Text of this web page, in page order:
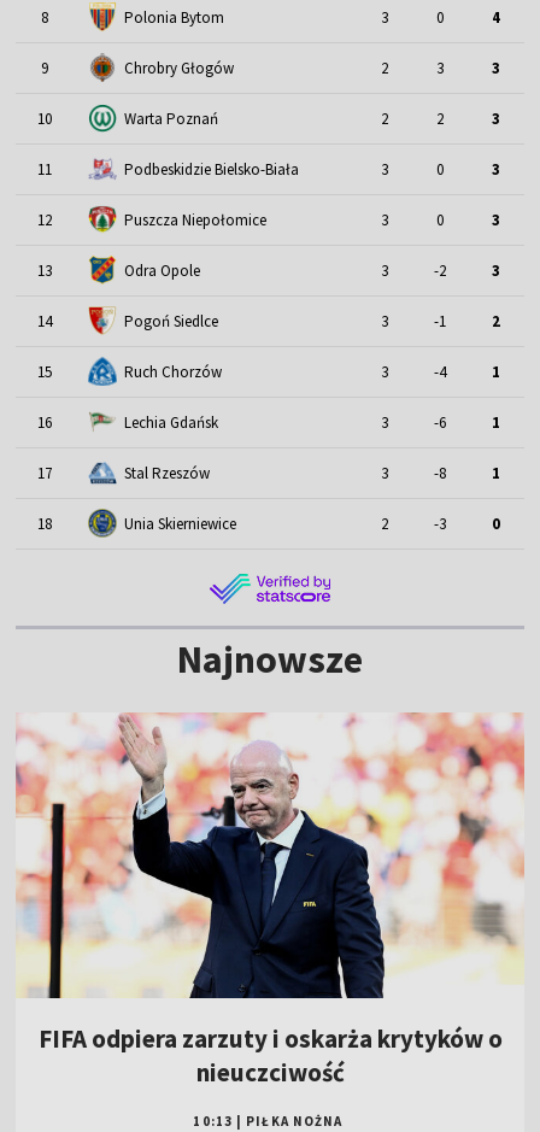
8 Polonia Bytom 3 0 4
9 Chrobry Głogów 2 3 3
10 Warta Poznań 2 2 3
11 Podbeskidzie Bielsko-Biała 3 0 3
12 Puszcza Niepołomice 3 0 3
13 Odra Opole 3 -2 3
14 Pogoń Siedlce 3 -1 2
15 Ruch Chorzów 3 -4 1
16 Lechia Gdańsk 3 -6 1
17 Stal Rzeszów 3 -8 1
18 Unia Skierniewice 2 -3 0
Najnowsze
FIFA odpiera zarzuty i oskarża krytyków o
nieuczciwość
10:13 PIŁKA NOŻNA